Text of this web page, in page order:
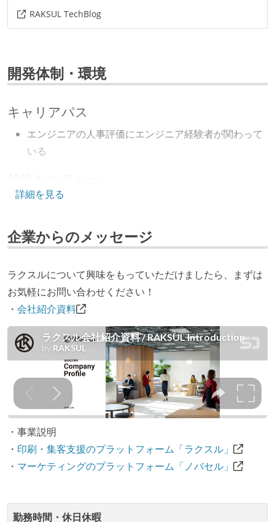
RAKSUL TechBlog
開発体制・環境
キャリアパス
エンジニアの人事評価にエンジニア経験者が関わって
いる
CTO またはそれに準じる、技術やワークフローの標準
取締役（社内）または執行役員として、エンジニアリ
ング部門の人間が経営に参加している
開発メンバーの裁量
OS やエディタ、IDE といった個人の環境は、各自の責
企画を決定する場に、実装を担当する開発メンバーが
参加している
タスクの見積もりは、実装を担当するメンバーが中心
となって行う
全体のスケジュール管理は、途中の成果を随時確認し
ながら、納期または盛り込む機能を柔軟に調整する形
で行う
プロダクトの開発言語やフレームワークなど主要な構
成技術は、基本的に最新版より1年以上ビハインドし
詳細を見る
企業からのメッセージ
ラクスルについて興味をもっていただけましたら、まずは
お気軽にお問い合わせください！
・ 会社紹介資料
・事業説明
・ 印刷・集客支援のプラットフォーム「ラクスル」
・ マーケティングのプラットフォーム「ノバセル」
勤務時間・休日休暇